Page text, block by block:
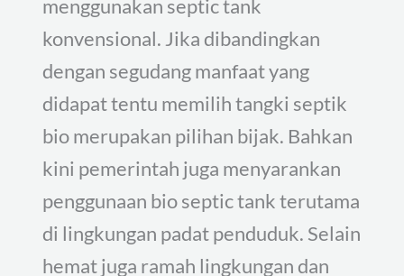
menggunakan septic tank
konvensional. Jika dibandingkan
dengan segudang manfaat yang
didapat tentu memilih tangki septik
bio merupakan pilihan bijak. Bahkan
kini pemerintah juga menyarankan
penggunaan bio septic tank terutama
di lingkungan padat penduduk. Selain
hemat juga ramah lingkungan dan